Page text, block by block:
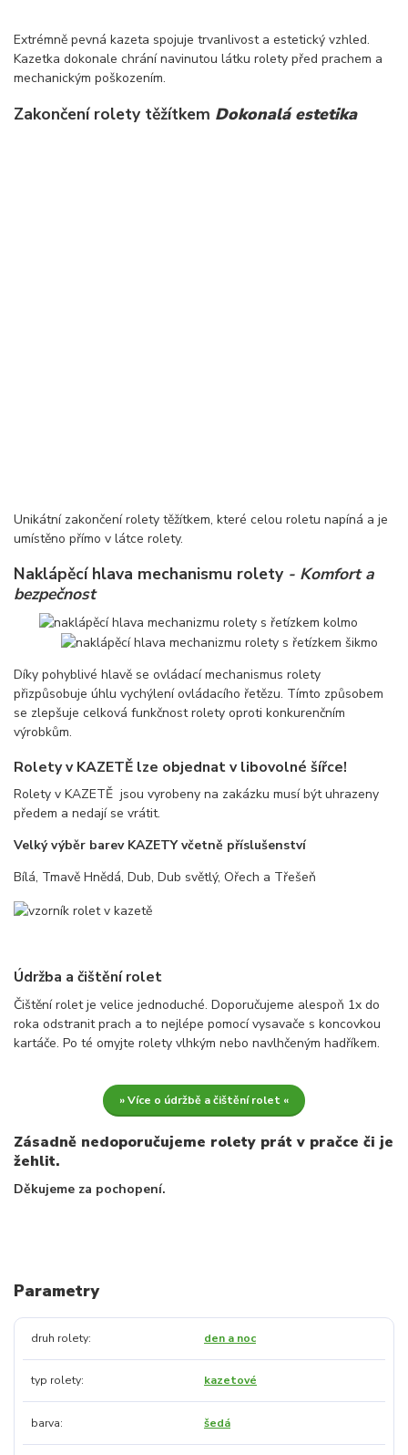
Extrémně pevná kazeta spojuje trvanlivost a estetický vzhled.
Kazetka dokonale chrání navinutou látku rolety před prachem a
mechanickým poškozením.
Zakončení rolety těžítkem Dokonalá estetika
Unikátní zakončení rolety těžítkem, které celou roletu napíná a je
umístěno přímo v látce rolety.
Naklápěcí hlava mechanismu rolety - Komfort a
bezpečnost
Díky pohyblivé hlavě se ovládací mechanismus rolety
přizpůsobuje úhlu vychýlení ovládacího řetězu. Tímto způsobem
se zlepšuje celková funkčnost rolety oproti konkurenčním
výrobkům.
Rolety v KAZETĚ lze objednat v libovolné šířce!
Rolety v KAZETĚ jsou vyrobeny na zakázku musí být uhrazeny
předem a nedají se vrátit.
Velký výběr barev KAZETY včetně příslušenství
Bílá, Tmavě Hnědá, Dub, Dub světlý, Ořech a Třešeň
Údržba a čištění rolet
Čištění rolet je velice jednoduché. Doporučujeme alespoň 1x do
roka odstranit prach a to nejlépe pomocí vysavače s koncovkou
kartáče. Po té omyjte rolety vlhkým nebo navlhčeným hadříkem.
» Více o údržbě a čištění rolet «
Zásadně nedoporučujeme rolety prát v pračce či je
žehlit.
Děkujeme za pochopení.
Parametry
druh rolety den a noc
typ rolety kazetové
barva šedá